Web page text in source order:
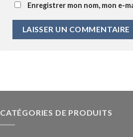
Enregistrer mon nom, mon e-
CATÉGORIES DE PRODUITS